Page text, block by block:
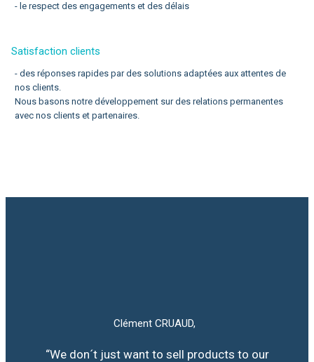
- le respect des engagements et des délais
Satisfaction clients
- des réponses rapides par des solutions adaptées aux attentes de
nos clients.
Nous basons notre développement sur des relations permanentes
avec nos clients et partenaires.
Clément CRUAUD,
“We don´t just want to sell products to our